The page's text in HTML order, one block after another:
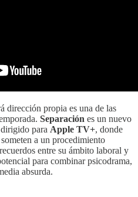
dirección propia es una de las
Separación es un nuevo
para Apple TV+, donde
a un procedimiento
entre su ámbito laboral y
para combinar psicodrama,
absurda.